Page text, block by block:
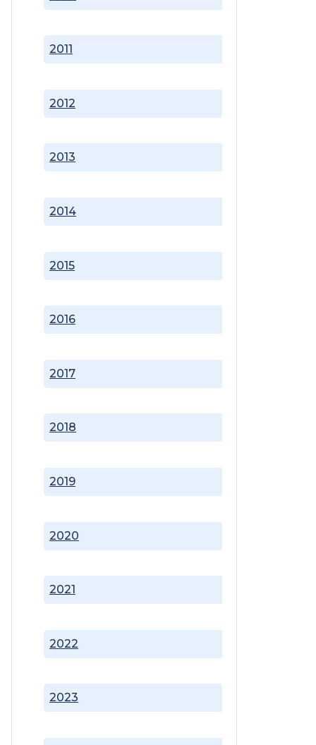
2011
2012
2013
2014
2015
2016
2017
2018
2019
2020
2021
2022
2023